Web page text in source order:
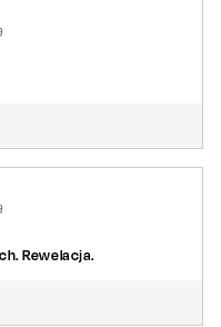
Rewelacja.